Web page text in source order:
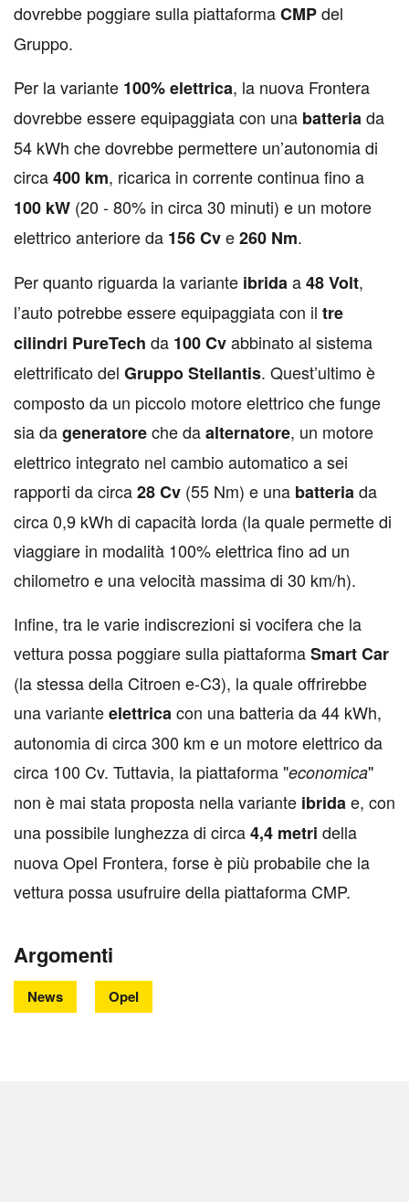
dovrebbe poggiare sulla piattaformaCMPdel
Gruppo.
Per la variante 100%elettrica, la nuova Frontera
dovrebbe essere equipaggiata con una batteriada
54 kWh che dovrebbe permettere un’autonomia di
circa400 km, ricarica in corrente continua fino a
100 kW (20 - 80% in circa 30 minuti) e un motore
elettrico anteriore da 156Cve260 Nm.
Per quanto riguarda la variante ibridaa48Volt,
l’auto potrebbe essere equipaggiata con il tre
cilindri PureTech da 100Cvabbinato al sistema
elettrificato del GruppoStellantis. Quest’ultimo è
composto da un piccolo motore elettrico che funge
sia dageneratoreche daalternatore, un motore
elettrico integrato nel cambio automatico a sei
rapporti da circa28Cv (55 Nm) e una batteriada
circa 0,9 kWh di capacità lorda (la quale permette di
viaggiare in modalità 100% elettrica fino ad un
chilometro e una velocità massima di 30 km/h).
Infine, tra le varie indiscrezioni si vocifera che la
vettura possa poggiare sulla piattaformaSmartCar
(la stessa della Citroen e-C3), la quale offrirebbe
una varianteelettricacon una batteria da 44 kWh,
autonomia di circa 300 km e un motore elettrico da
circa 100 Cv. Tuttavia, la piattaforma "economica"
non è mai stata proposta nella variante ibridae, con
una possibile lunghezza di circa4,4 metri della
nuova Opel Frontera, forse è più probabile che la
vettura possa usufruire della piattaforma CMP.
Argomenti
News Opel